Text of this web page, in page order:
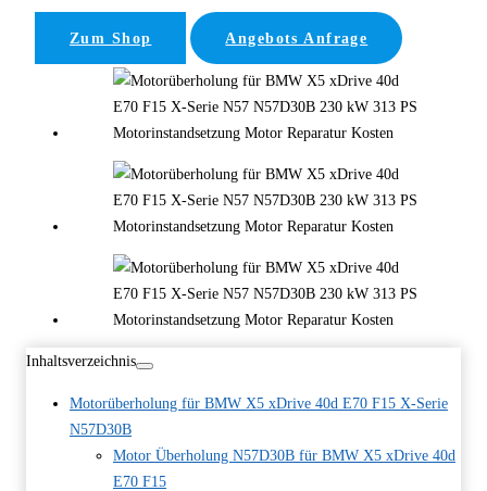
Zum Shop Angebots Anfrage
Inhaltsverzeichnis
Motorüberholung für BMW X5 xDrive 40d E70 F15 X-Serie
N57D30B
Motor Überholung N57D30B für BMW X5 xDrive 40d
E70 F15